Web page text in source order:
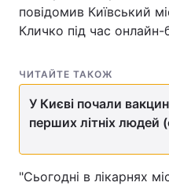
повідомив Київський
Кличко під час онлайн-
ЧИТАЙТЕ ТАКОЖ
У Києві почали
перших літніх людей
"Сьогодні в лікарнях